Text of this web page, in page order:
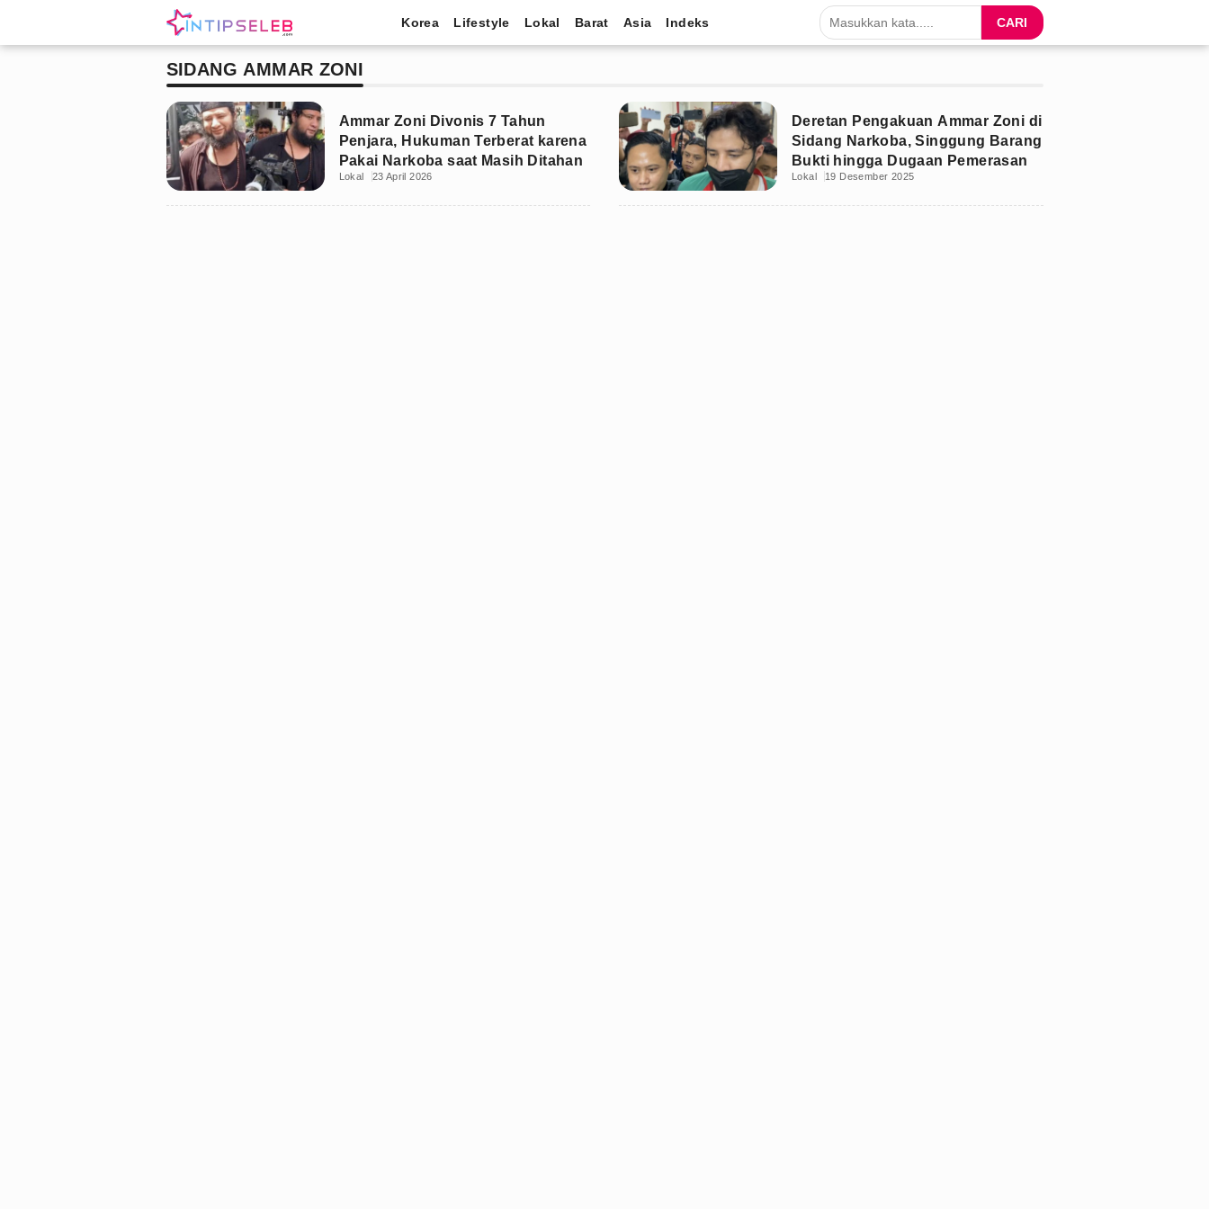
Korea Lifestyle Lokal Barat Asia Indeks CARI
SIDANG AMMAR ZONI
Ammar Zoni Divonis 7 Tahun
Penjara, Hukuman Terberat karena
Pakai Narkoba saat Masih Ditahan
Lokal 23 April 2026
Deretan Pengakuan Ammar Zoni di
Sidang Narkoba, Singgung Barang
Bukti hingga Dugaan Pemerasan
Lokal 19 Desember 2025